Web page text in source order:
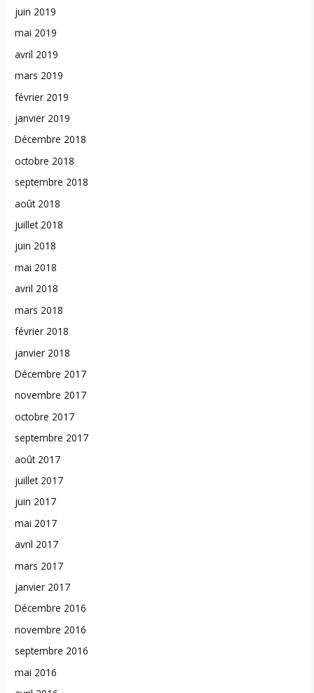
juin 2019
mai 2019
avril 2019
mars 2019
février 2019
janvier 2019
Décembre 2018
octobre 2018
septembre 2018
août 2018
juillet 2018
juin 2018
mai 2018
avril 2018
mars 2018
février 2018
janvier 2018
Décembre 2017
novembre 2017
octobre 2017
septembre 2017
août 2017
juillet 2017
juin 2017
mai 2017
avril 2017
mars 2017
janvier 2017
Décembre 2016
novembre 2016
septembre 2016
mai 2016